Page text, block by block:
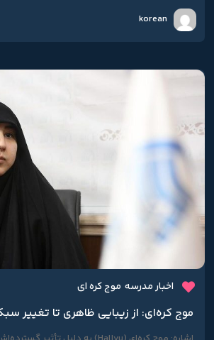
korean
اخبار مدرسه موج کره ای
موج کره‌ای: از زیبایی ظاهری تا تغییر